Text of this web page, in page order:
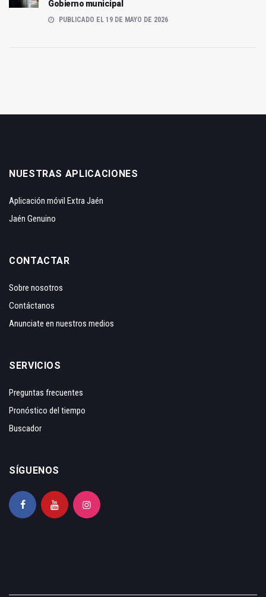
Gobierno municipal
PUBLICADO EL 19 DE MAYO DE 2026
NUESTRAS APLICACIONES
Aplicación móvil Extra Jaén
Jaén Genuino
CONTACTAR
Sobre nosotros
Contáctanos
Anunciate en nuestros medios
SERVICIOS
Preguntas frecuentes
Pronóstico del tiempo
Buscador
SÍGUENOS